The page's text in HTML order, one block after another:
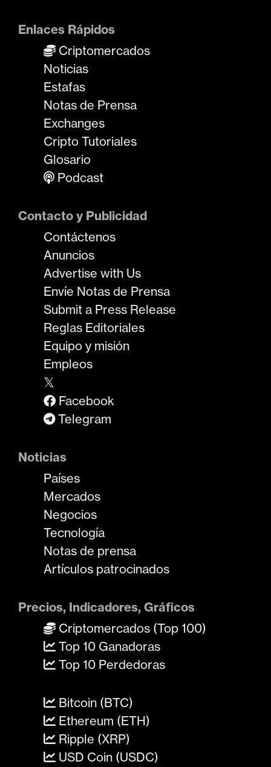
Enlaces Rápidos
Criptomercados
Noticias
Estafas
Notas de Prensa
Exchanges
Cripto Tutoriales
Glosario
Podcast
Contacto y Publicidad
Contáctenos
Anuncios
Advertise with Us
Envíe Notas de Prensa
Submit a Press Release
Reglas Editoriales
Equipo y misión
Empleos
𝕏
Facebook
Telegram
Noticias
Países
Mercados
Negocios
Tecnología
Notas de prensa
Artículos patrocinados
Precios, Indicadores, Gráficos
Criptomercados (Top 100)
Top 10 Ganadoras
Top 10 Perdedoras
Bitcoin (BTC)
Ethereum (ETH)
Ripple (XRP)
USD Coin (USDC)